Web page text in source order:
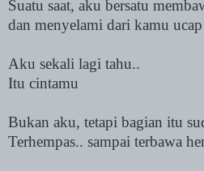
Suatu saat, aku bersatu
dan menyelami dari kamu
Aku sekali lagi tahu..
Itu cintamu
Bukan aku, tetapi bagian itu
Terhempas.. sampai terbawa